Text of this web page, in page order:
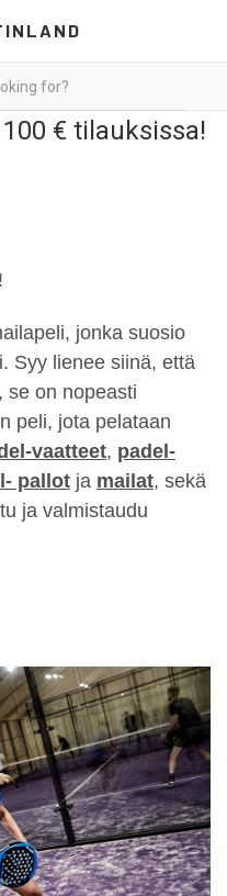
€ tilauksissa!
jonka suosio
Syy lienee siinä, että
se on nopeasti
peli, jota pelataan
vaatteet, padel-
pallot ja mailat, sekä
ja valmistaudu